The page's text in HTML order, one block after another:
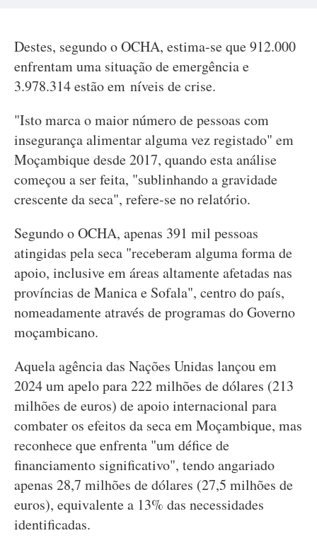
Destes, segundo o OCHA, estima-se que 912.000
enfrentam uma situação de emergência e
3.978.314 estão em níveis de crise.
"Isto marca o maior número de pessoas com
insegurança alimentar alguma vez registado" em
Moçambique desde 2017, quando esta análise
começou a ser feita, "sublinhando a gravidade
crescente da seca", refere-se no relatório.
Segundo o OCHA, apenas 391 mil pessoas
atingidas pela seca "receberam alguma forma de
apoio, inclusive em áreas altamente afetadas nas
províncias de Manica e Sofala", centro do país,
nomeadamente através de programas do Governo
moçambicano.
Aquela agência das Nações Unidas lançou em
2024 um apelo para 222 milhões de dólares (213
milhões de euros) de apoio internacional para
combater os efeitos da seca em Moçambique, mas
reconhece que enfrenta "um défice de
financiamento significativo", tendo angariado
apenas 28,7 milhões de dólares (27,5 milhões de
euros), equivalente a 13% das necessidades
identificadas.